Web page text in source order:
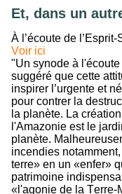
Et, dans un
À l’écoute de
Voir ici
"Un synode à
suggéré que cette
inspirer l’urgente et
pour contrer la
la planète. La
l'Amazonie est le
planète.
incendies
terre» en un «enfer»
patrimoine
«l'agonie de la Terre-